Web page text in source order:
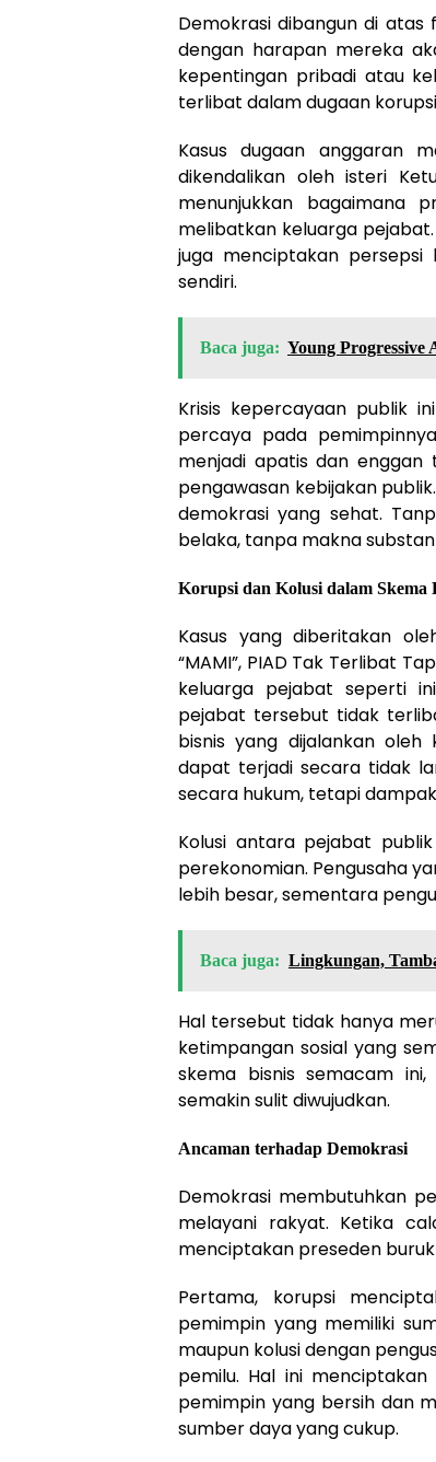
Demokrasi dibangun di
dengan harapan mereka
kepentingan pribadi atau
terlibat dalam dugaan
Kasus dugaan anggaran
dikendalikan oleh isteri
menunjukkan bagaimana
melibatkan keluarga
juga menciptakan persepsi
sendiri.
Baca juga: Young Progressive
Krisis kepercayaan publik
percaya pada
menjadi apatis dan
pengawasan kebijakan
demokrasi yang sehat.
belaka, tanpa makna
Korupsi dan Kolusi dalam Skema
Kasus yang diberitakan
“MAMI”, PIAD Tak Terlibat
keluarga pejabat seperti
pejabat tersebut tidak
bisnis yang dijalankan oleh
dapat terjadi secara tidak
secara hukum, tetapi
Kolusi antara pejabat
perekonomian. Pengusaha
lebih besar, sementara
Baca juga: Lingkungan,
Hal tersebut tidak hanya
ketimpangan sosial yang
skema bisnis semacam
semakin sulit diwujudkan.
Ancaman terhadap Demokrasi
Demokrasi membutuhkan
melayani rakyat. Ketika
menciptakan preseden
Pertama, korupsi
pemimpin yang memiliki
maupun kolusi dengan
pemilu. Hal ini
pemimpin yang bersih dan
sumber daya yang cukup.